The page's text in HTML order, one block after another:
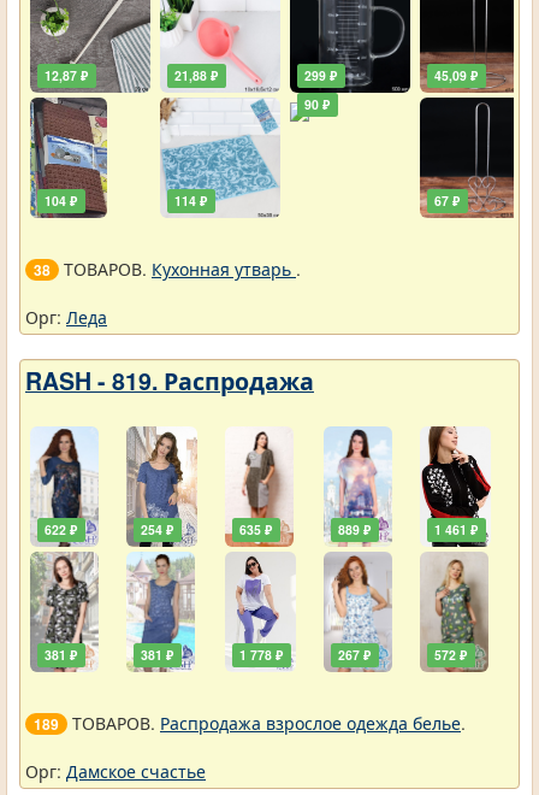
12,87 ₽
104 ₽
21,88 ₽
114 ₽
299 ₽
90 ₽
45,09 ₽
67 ₽
38 ТОВАРОВ. Кухонная утварь .
Орг: Леда
RASH - 819. Распродажа
622 ₽
381 ₽
254 ₽
381 ₽
635 ₽
1 778 ₽
889 ₽
267 ₽
1 461 ₽
572 ₽
189 ТОВАРОВ. Распродажа взрослое одежда белье.
Орг: Дамское счастье